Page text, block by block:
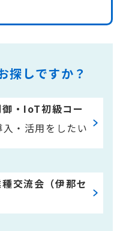
探しですか？
・IoT初級コー
・活用をしたい
交流会（伊那セ